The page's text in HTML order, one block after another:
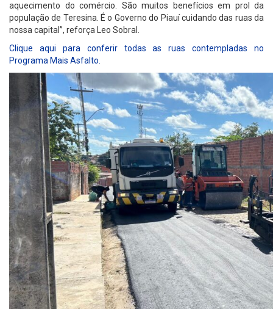
aquecimento do comércio. São muitos benefícios em prol da
população de Teresina. É o Governo do Piauí cuidando das ruas da
nossa capital”, reforça Leo Sobral.
Clique aqui para conferir todas as ruas contempladas no
Programa Mais Asfalto.